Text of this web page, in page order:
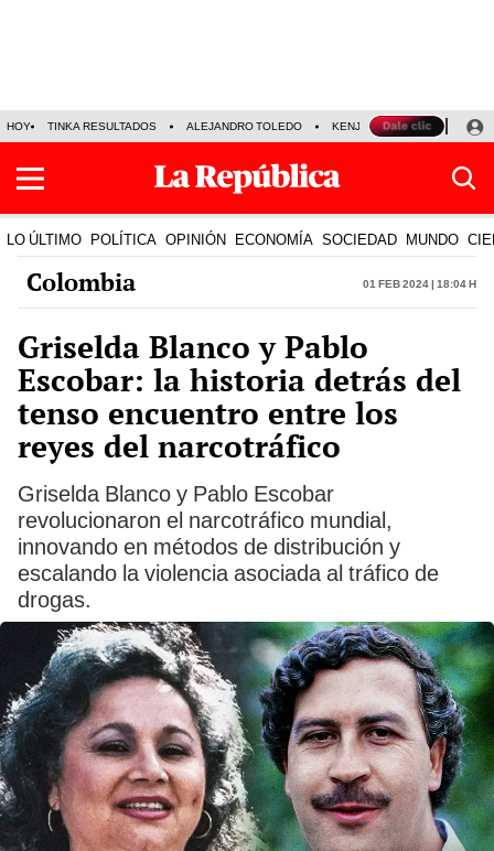
HOY TINKA RESULTADOS ALEJANDRO TOLEDO KENJI FUJIMORI
LO ÚLTIMO POLÍTICA OPINIÓN ECONOMÍA SOCIEDAD MUNDO
Colombia 01 Feb 2024 | 18:04 h
Griselda Blanco y Pablo
Escobar: la historia detrás del
tenso encuentro entre los
reyes del narcotráfico
Griselda Blanco y Pablo Escobar
revolucionaron el narcotráfico mundial,
innovando en métodos de distribución y
escalando la violencia asociada al tráfico de
drogas.